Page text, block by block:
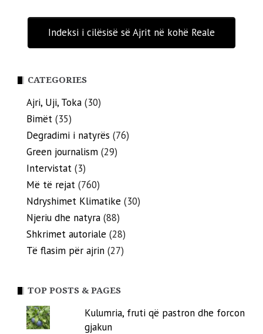
Indeksi i cilësisë së Ajrit në kohë Reale
CATEGORIES
Ajri, Uji, Toka (30)
Bimët (35)
Degradimi i natyrës (76)
Green journalism (29)
Intervistat (3)
Më të rejat (760)
Ndryshimet Klimatike (30)
Njeriu dhe natyra (88)
Shkrimet autoriale (28)
Të flasim për ajrin (27)
TOP POSTS & PAGES
Kulumria, fruti që pastron dhe forcon
gjakun